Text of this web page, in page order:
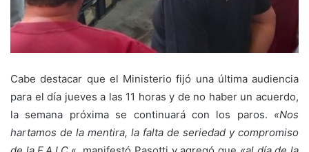
Cabe destacar que el Ministerio fijó una última audiencia
para el día jueves a las 11 horas y de no haber un acuerdo,
la semana próxima se continuará con los paros. «Nos
hartamos de la mentira, la falta de seriedad y compromiso